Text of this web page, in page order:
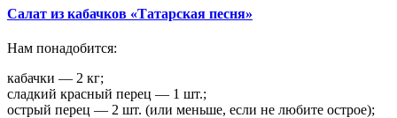
Салат из кабачков «Татарская песня»
Нам понадобится:
кабачки — 2 кг;
сладкий красный перец — 1 шт.;
острый перец — 2 шт. (или меньше, если не любите острое);